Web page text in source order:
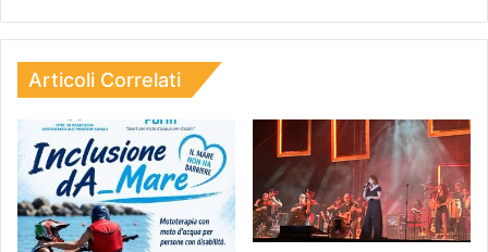
Articoli Correlati